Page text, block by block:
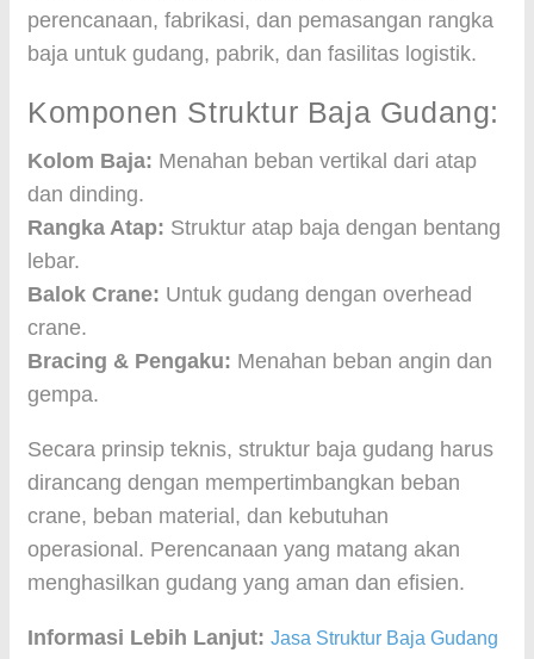
perencanaan, fabrikasi, dan pemasangan rangka
baja untuk gudang, pabrik, dan fasilitas logistik.
Komponen Struktur Baja Gudang:
Kolom Baja: Menahan beban vertikal dari atap
dan dinding.
Rangka Atap: Struktur atap baja dengan bentang
lebar.
Balok Crane: Untuk gudang dengan overhead
crane.
Bracing & Pengaku: Menahan beban angin dan
gempa.
Secara prinsip teknis, struktur baja gudang harus
dirancang dengan mempertimbangkan beban
crane, beban material, dan kebutuhan
operasional. Perencanaan yang matang akan
menghasilkan gudang yang aman dan efisien.
Informasi Lebih Lanjut: Jasa Struktur Baja Gudang